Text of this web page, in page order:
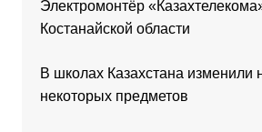
Электромонтёр
Костанайской области
В школах Казахстана изменили
некоторых предметов